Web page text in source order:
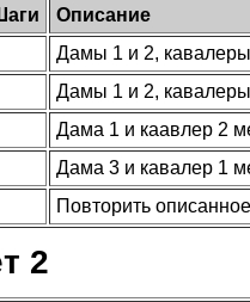
Описание
Дамы 1 и 2,
Дамы 1 и 2,
Дама 1 и каавлер 2
Дама 3 и кавалер 1
Повторить
2